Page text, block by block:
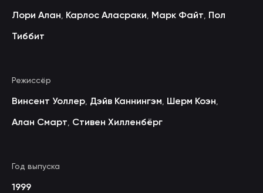
Лори Алан Карлос Аласраки Марк Файт Пол
Тиббит
Режиссёр
Винсент Уоллер Дэйв Каннингэм Шерм Коэн
Алан Смарт Стивен Хилленбёрг
Год выпуска
1999